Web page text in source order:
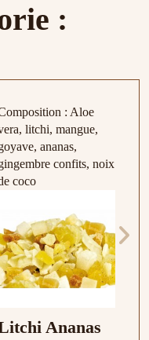
:
: Aloe
litchi, mangue,
ananas,
confits, noix
coco
Ananas